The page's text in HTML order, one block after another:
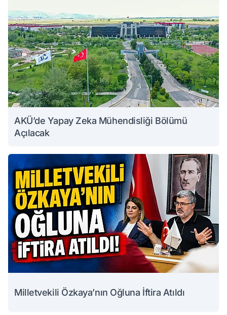
AKÜ’de Yapay Zeka Mühendisliği Bölümü
Açılacak
Milletvekili Özkaya’nın Oğluna İftira Atıldı